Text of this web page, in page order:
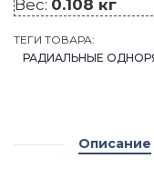
Вес: 0.108 кг
ТЕГИ ТОВАРА:
РАДИАЛЬНЫЕ
Описание